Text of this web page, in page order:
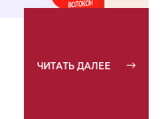
ЧИТАТЬ ДАЛЕЕ